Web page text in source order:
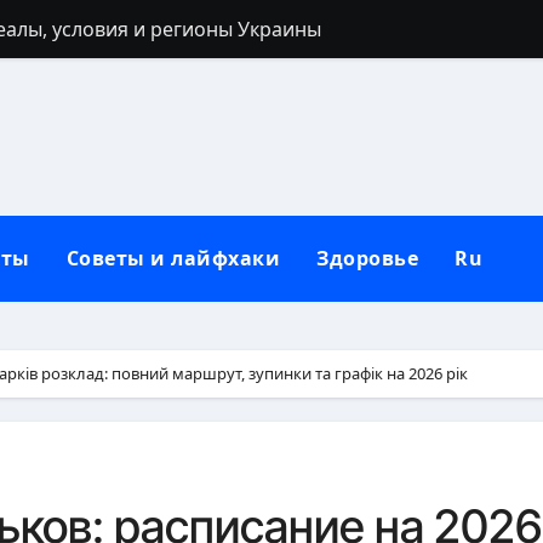
условия и регионы Украины
полный гайд от нуля до сильных рук
взгляд на природу зла в человеке
от негатива: полный практический гайд
механизм психики и тела
лица, региональные различия и этническая
Советы и лайфхаки Здоровье Ru
розклад: повний маршрут, зупинки та графік на 2026 рік
расписание на 2026